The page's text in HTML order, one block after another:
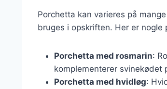
Porchetta kan varieres på
bruges i opskriften. Her er
Porchetta med rosmarin:
komplementerer svinekødet
Porchetta med hvidløg: